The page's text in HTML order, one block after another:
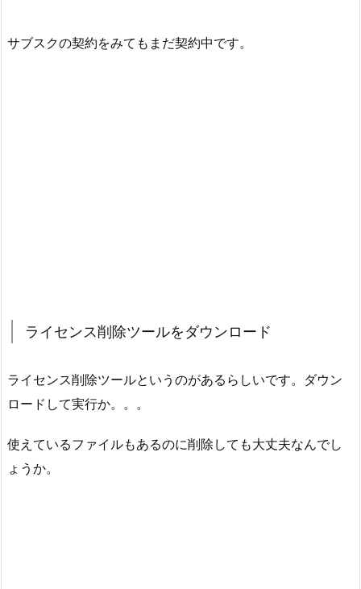
サブスクの契約をみてもまだ契約中です。
ライセンス削除ツールをダウンロード
ライセンス削除ツールというのがあるらしいです。ダウン
ロードして実行か。。。
使えているファイルもあるのに削除しても大丈夫なんでし
ょうか。